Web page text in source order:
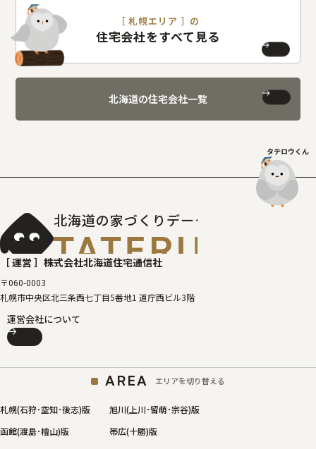
［ 札幌エリア ］の
住宅会社をすべて見る
北海道の住宅会社一覧
タテロウくん
北海道の家づくりデータベース
［ 運営 ］ 株式会社北海道住宅通信社
〒060-0003
札幌市中央区北三条西七丁目5番地1 道庁西ビル3階
運営会社について
AREA エリアを切り替える
札幌(石狩･空知･後志)版
旭川(上川･留萌･宗谷)版
函館(渡島･檜山)版
帯広(十勝)版